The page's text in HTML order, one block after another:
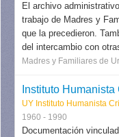
El archivo
trabajo de Madres y
que la precedieron.
del intercambio con
Madres y Familiares de
Instituto Humanista
UY Instituto Humanista
1960 - 1990
Documentación